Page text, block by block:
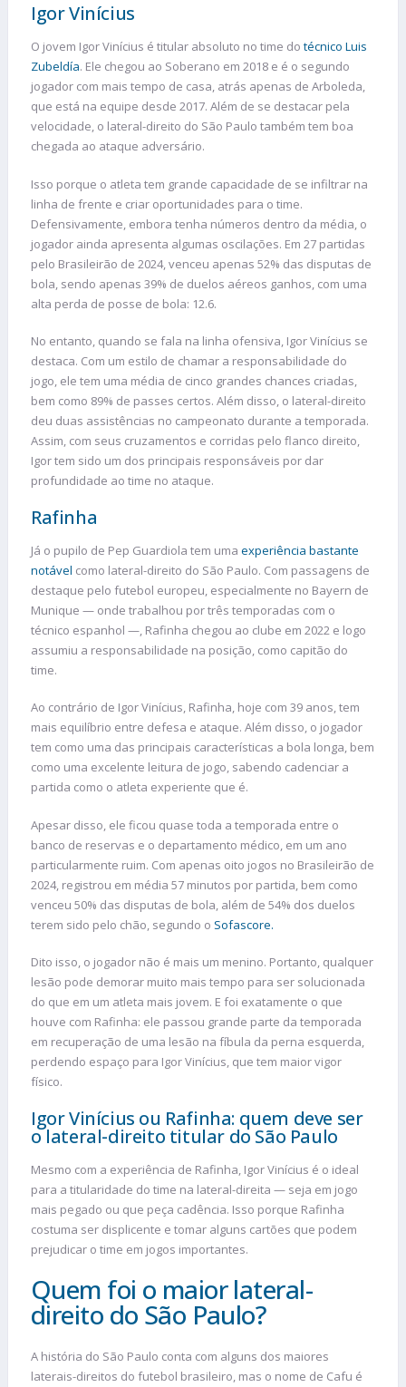
Igor Vinícius
O jovem Igor Vinícius é titular absoluto no time do técnico Luis
Zubeldía. Ele chegou ao Soberano em 2018 e é o segundo
jogador com mais tempo de casa, atrás apenas de Arboleda,
que está na equipe desde 2017. Além de se destacar pela
velocidade, o lateral-direito do São Paulo também tem boa
chegada ao ataque adversário.
Isso porque o atleta tem grande capacidade de se infiltrar na
linha de frente e criar oportunidades para o time.
Defensivamente, embora tenha números dentro da média, o
jogador ainda apresenta algumas oscilações. Em 27 partidas
pelo Brasileirão de 2024, venceu apenas 52% das disputas de
bola, sendo apenas 39% de duelos aéreos ganhos, com uma
alta perda de posse de bola: 12.6.
No entanto, quando se fala na linha ofensiva, Igor Vinícius se
destaca. Com um estilo de chamar a responsabilidade do
jogo, ele tem uma média de cinco grandes chances criadas,
bem como 89% de passes certos. Além disso, o lateral-direito
deu duas assistências no campeonato durante a temporada.
Assim, com seus cruzamentos e corridas pelo flanco direito,
Igor tem sido um dos principais responsáveis por dar
profundidade ao time no ataque.
Rafinha
Já o pupilo de Pep Guardiola tem uma experiência bastante
notável como lateral-direito do São Paulo. Com passagens de
destaque pelo futebol europeu, especialmente no Bayern de
Munique — onde trabalhou por três temporadas com o
técnico espanhol —, Rafinha chegou ao clube em 2022 e logo
assumiu a responsabilidade na posição, como capitão do
time.
Ao contrário de Igor Vinícius, Rafinha, hoje com 39 anos, tem
mais equilíbrio entre defesa e ataque. Além disso, o jogador
tem como uma das principais características a bola longa, bem
como uma excelente leitura de jogo, sabendo cadenciar a
partida como o atleta experiente que é.
Apesar disso, ele ficou quase toda a temporada entre o
banco de reservas e o departamento médico, em um ano
particularmente ruim. Com apenas oito jogos no Brasileirão de
2024, registrou em média 57 minutos por partida, bem como
venceu 50% das disputas de bola, além de 54% dos duelos
terem sido pelo chão, segundo o Sofascore.
Dito isso, o jogador não é mais um menino. Portanto, qualquer
lesão pode demorar muito mais tempo para ser solucionada
do que em um atleta mais jovem. E foi exatamente o que
houve com Rafinha: ele passou grande parte da temporada
em recuperação de uma lesão na fíbula da perna esquerda,
perdendo espaço para Igor Vinícius, que tem maior vigor
físico.
Igor Vinícius ou Rafinha: quem deve ser
o lateral-direito titular do São Paulo
Mesmo com a experiência de Rafinha, Igor Vinícius é o ideal
para a titularidade do time na lateral-direita — seja em jogo
mais pegado ou que peça cadência. Isso porque Rafinha
costuma ser displicente e tomar alguns cartões que podem
prejudicar o time em jogos importantes.
Quem foi o maior lateral-
direito do São Paulo?
A história do São Paulo conta com alguns dos maiores
laterais-direitos do futebol brasileiro, mas o nome de Cafu é